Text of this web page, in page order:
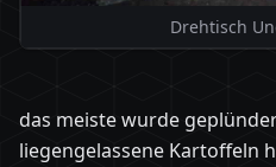
Drehtisch
das meiste wurde
liegengelassene Kartoffeln